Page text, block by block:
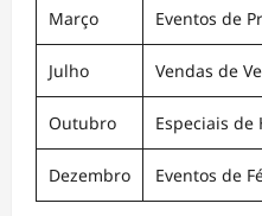
Março Eventos de
Julho Vendas de
Outubro Especiais de
Dezembro Eventos de